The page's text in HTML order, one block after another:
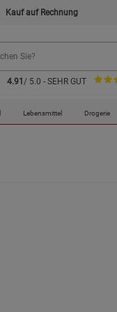
Kauf auf Rechnung
4.91 / 5.0 - SEHR GUT
Lebensmittel Drogerie